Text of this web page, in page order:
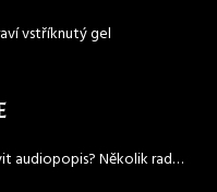
vstříknutý gel
audiopopis? Několik rad…